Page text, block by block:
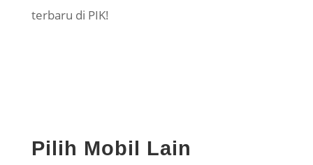
terbaru di PIK!
Pilih Mobil Lain